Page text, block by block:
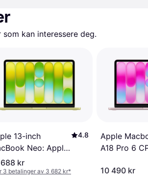
kan interessere deg.
13-inch
Neo: Apple
Pro chip with 6-
CPU and 5-core
4.8
kr
3 betalinger av 3 682 kr*
Apple
A18 Pro 6
10 490 kr